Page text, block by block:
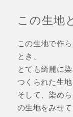
この生地
この生地で作
とき、
とても綺麗に
つくられた生
そして、染め
の生地をみせ